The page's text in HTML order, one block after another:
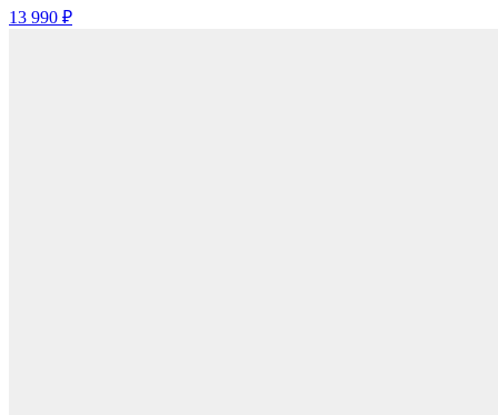
13 990 ₽